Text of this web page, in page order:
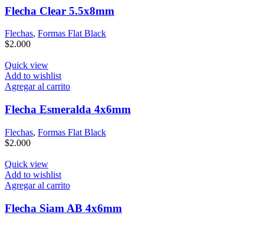
Flecha Clear 5.5x8mm
Flechas, Formas Flat Black
$2.000
Quick view
Add to wishlist
Agregar al carrito
Flecha Esmeralda 4x6mm
Flechas, Formas Flat Black
$2.000
Quick view
Add to wishlist
Agregar al carrito
Flecha Siam AB 4x6mm